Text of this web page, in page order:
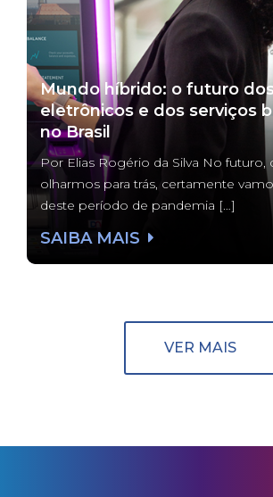
Mundo híbrido: o futuro
eletrônicos e dos serviços
no Brasil
Por Elias Rogério da Silva No futuro,
olharmos para trás, certamente
deste período de pandemia […]
SAIBA MAIS
VER MAIS